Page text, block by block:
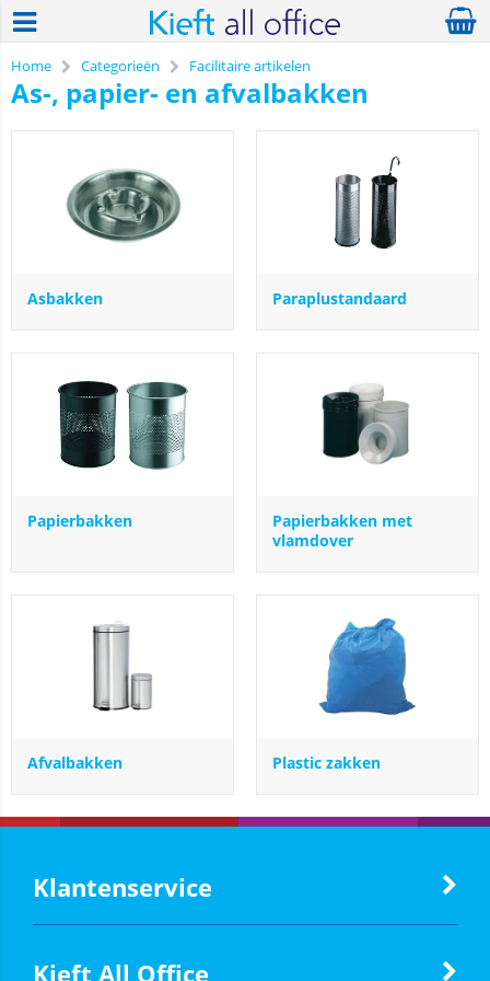
Home Categorieën Facilitaire artikelen
As-, papier- en afvalbakken
Asbakken Paraplustandaard
Papierbakken
Papierbakken met
vlamdover
Afvalbakken Plastic zakken
Klantenservice
Kieft All Office